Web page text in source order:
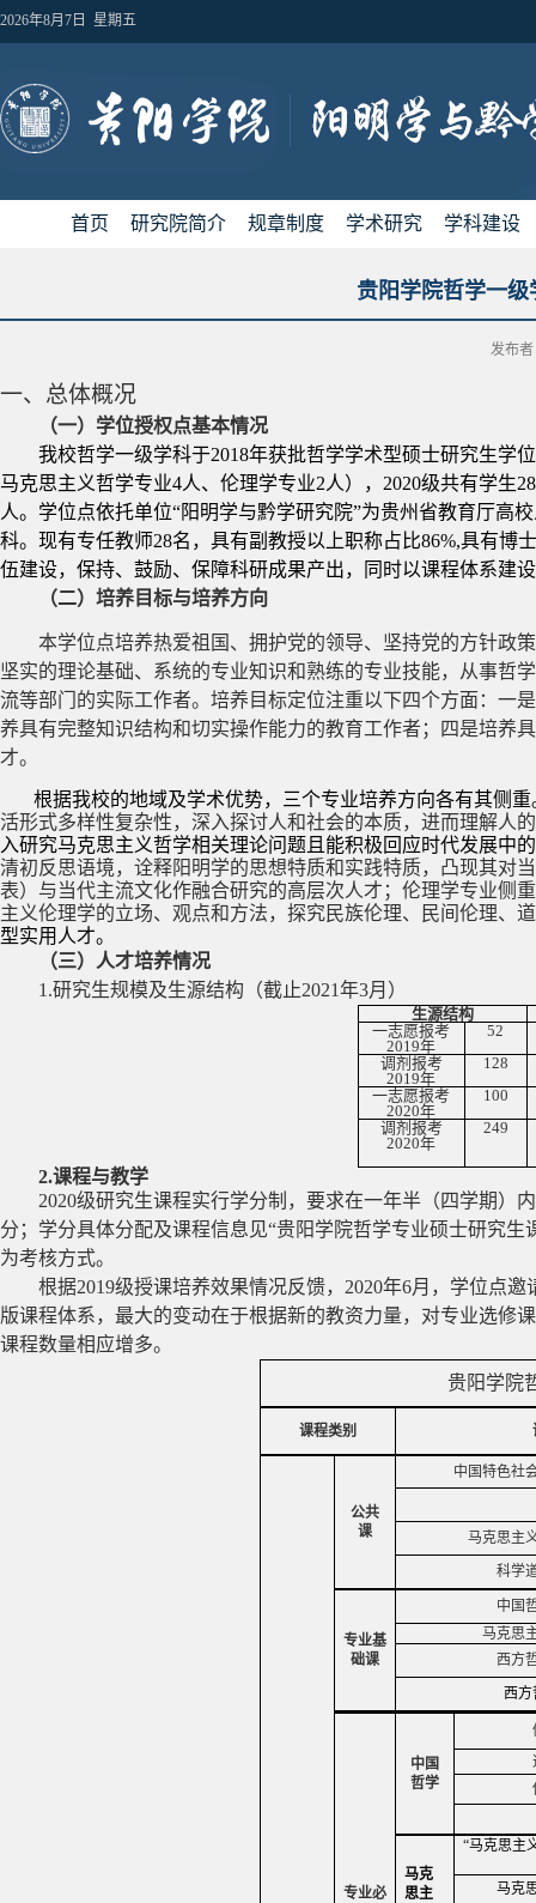
2026年8月7日 星期五
首页 研究院简介 规章制度 学术研究 学科建设
贵阳学院哲学一
发布
一、总体概况
（一）学位授权点基本情况
我校哲学一级学科于2018年获批哲学学术型硕士研究生学
马克思主义哲学专业4人、伦理学专业2人）， 2020级共有学生28
人。学位点依托单位“阳明学与黔学研究院”为贵州省教育厅高
科。现有专任教师28名，具有副教授以上职称占比86%,具有博
伍建设，保持、鼓励、保障科研成果产出，同时以课程体系建
（二）培养目标与培养方向
本学位点培养热爱祖国、拥护党的领导、坚持党的方针政
坚实的理论基础、系统的专业知识和熟练的专业技能，从事哲
流等部门的实际工作者。培养目标定位注重以下四个方面：一
养具有完整知识结构和切实操作能力的教育工作者；四是培养
才。
根据我校的地域及学术优势，三个专业培养方向各有其侧
活形式多样性复杂性，深入探讨人和社会的本质，进而理解人
入研究马克思主义哲学相关理论问题且能积极回应时代发展中
清初反思语境，诠释阳明学的思想特质和实践特质，凸现其对
表）与当代主流文化作融合研究的高层次人才；伦理学专业侧
主义伦理学的立场、观点和方法，探究民族伦理、民间伦理、
型实用人才。
（三）人才培养情况
1.研究生规模及生源结构（截止2021年3月）
生源结构
一志愿报考
2019年
52
调剂报考
2019年
128
一志愿报考
2020年
100
调剂报考
2020年
249
2.课程与教学
2020级研究生课程实行学分制，要求在一年半（四学期）
分；学分具体分配及课程信息见“贵阳学院哲学专业硕士研究生
为考核方式。
根据2019级授课培养效果情况反馈， 2020年6月，学位点邀
版课程体系，最大的变动在于根据新的教资力量，对专业选修
课程数量相应增多。
贵阳学院
课程类别
公共
课
中国特色社
马克思主
科学
专业基
础课
中国
马克思
西方
西
专业必
中国
哲学
马克
思主
“马克思主
马克